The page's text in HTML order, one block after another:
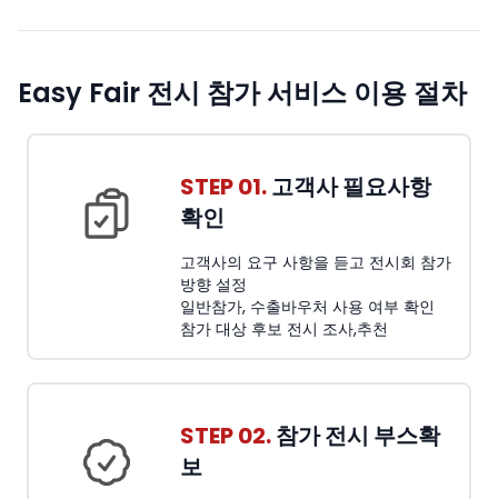
Easy Fair 전시 참가 서비스 이용 절차
STEP 01.고객사 필요사항
확인
고객사의 요구 사항을 듣고 전시회 참가
방향 설정
일반참가, 수출바우처 사용 여부 확인
참가 대상 후보 전시 조사,추천
STEP 02.참가 전시 부스확
보